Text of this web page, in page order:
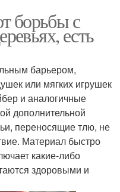
борьбы с
есть
барьером,
или мягких игрушек
и аналогичные
дополнительной
переносящие тлю, не
Материал быстро
какие-либо
здоровыми и